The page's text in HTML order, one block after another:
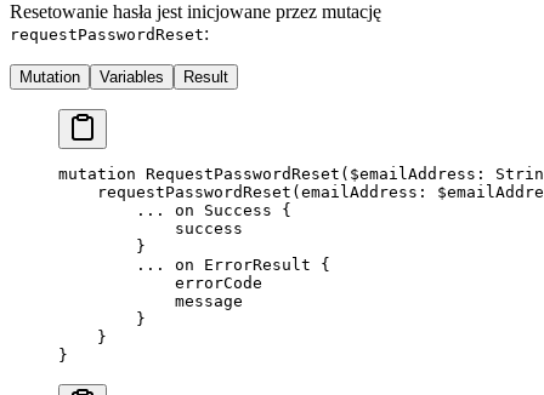
Resetowanie hasła jest inicjowane przez mutację
requestPasswordReset:
Mutation Variables Result
mutation RequestPasswordReset ( $emailAddress :
    requestPasswordReset
( emailAddress :
        ...
on Success {
            success
        }
        ...
on ErrorResult {
            errorCode
            message
        }
    }
}